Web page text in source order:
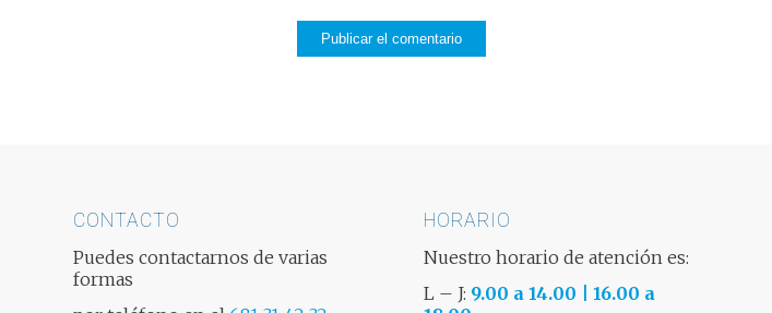
CONTACTO
Puedes contactarnos de varias
formas
HORARIO
Nuestro horario de atención es:
L – J: 9.00 a 14.00 | 16.00 a